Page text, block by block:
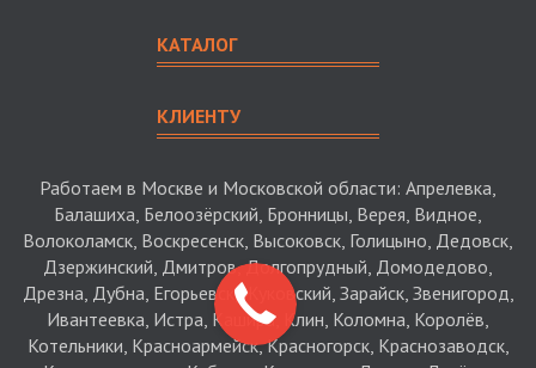
КАТАЛОГ
КЛИЕНТУ
Работаем в Москве и Московской области: Апрелевка,
Балашиха, Белоозёрский, Бронницы, Верея, Видное,
Волоколамск, Воскресенск, Высоковск, Голицыно, Дедовск,
Дзержинский, Дмитров, Долгопрудный, Домодедово,
Дрезна, Дубна, Егорьевск, Жуковский, Зарайск, Звенигород,
Ивантеевка, Истра, Кашира, Клин, Коломна, Королёв,
Котельники, Красноармейск, Красногорск, Краснозаводск,